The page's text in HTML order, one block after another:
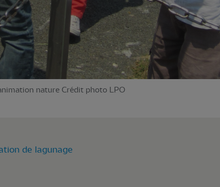
nature Crédit photo LPO
de lagunage